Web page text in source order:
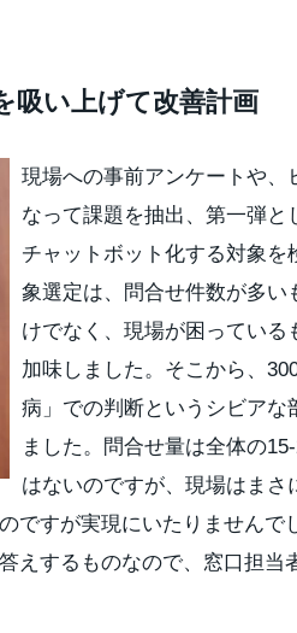
吸い上げて改善計画
現場への事前アンケートや、
なって課題を抽出、第一弾と
チャットボット化する対象を
象選定は、問合せ件数が多い
けでなく、現場が困っている
加味しました。そこから、
病」での判断というシビアな
ました。問合せ量は全体の
はないのですが、現場はまさ
ですが実現にいたりませんで
えするものなので、窓口担当